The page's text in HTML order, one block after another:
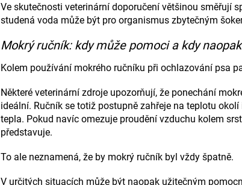
Ve skutečnosti veterinární doporučení většinou směřují
studená voda může být pro organismus zbytečným
Mokrý ručník: kdy může pomoci a kdy
Kolem používání mokrého ručníku při ochlazování psa
Některé veterinární zdroje upozorňují, že ponechání
ideální. Ručník se totiž postupně zahřeje na teplotu
tepla. Pokud navíc omezuje proudění vzduchu kolem
představuje.
To ale neznamená, že by mokrý ručník byl vždy špatně.
V určitých situacích může být naopak užitečným